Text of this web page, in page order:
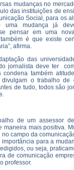
mudanças no
das instituições de
Social, para os
uma mudança já
pensar em uma
é que existe
afirma.
das
jornalista deve ter
condena também
divulgam o trabalho
de tudo, todos são
de um assessor
mais positiva.
campo da
para a
ou seja,
de comunicação
professor.